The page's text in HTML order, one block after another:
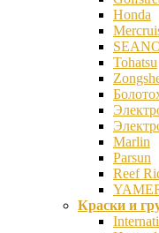
Honda
Tohatsu
Marlin
Parsun
Reef
Краски и